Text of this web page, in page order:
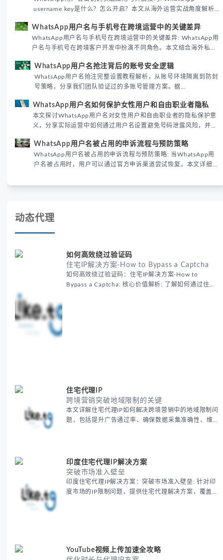
username key是什么？怎么开启？本文从海外运营实战角度解析
境团队高效触达目标客户。
WhatsApp用户名与手机号在跨境运营中的关键差异
WhatsApp用户名与手机号在跨境运营中的关键差异: WhatsApp用
户名与手机号在跨境客户开发中扮演不同角色。本文结合海外私域
际差异，帮助团队优化WhatsApp营销策略。
WhatsApp用户名抢注背后的账号安全逻辑
WhatsApp用户名抢注完整设置教程解析，从账号环境隔离到防封
号策略，分享我们团队验证过的多账号管理方案。据
性直接影响转化率。
WhatsApp用户名如何保护女性用户和自由职业者隐私
本文探讨WhatsApp用户名对女性用户和自由职业者的隐私保护意
义，分享实际运营中如何通过用户名设置避免号码泄露风险，并提
已成为全球数字沟通的首要考量。
WhatsApp用户名被占用的申诉流程与预防策略
WhatsApp用户名被占用的申诉流程与预防策略: 当WhatsApp用
户名被占用时，用户可以通过官方申诉渠道尝试恢复。本文详细解
账号安全。
动态代理
如何高效绕过验证码
住宅IP解决方案-How to Bypass a Captcha
如何高效绕过验证码：住宅IP解决方案-How to
Bypass a Captcha: 核心价值解析: 了解如何通过住宅
住宅代理IP
跨境营销突破地域限制的关键
本文详解住宅代理IP如何解决跨境营销中的地域限制问
题，包括提升广告通过率、确保数据采集准确性、维护
印度住宅代理IP解决方案
突破市场准入壁垒
印度住宅代理IP解决方案：突破市场准入壁垒: 针对印
度市场的IP限制问题，提供住宅代理解决方案，覆盖主
YouTube视频上传加速全攻略